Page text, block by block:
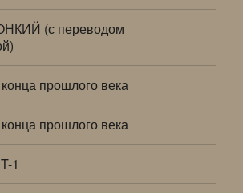
(с переводом
прошлого века
прошлого века
1